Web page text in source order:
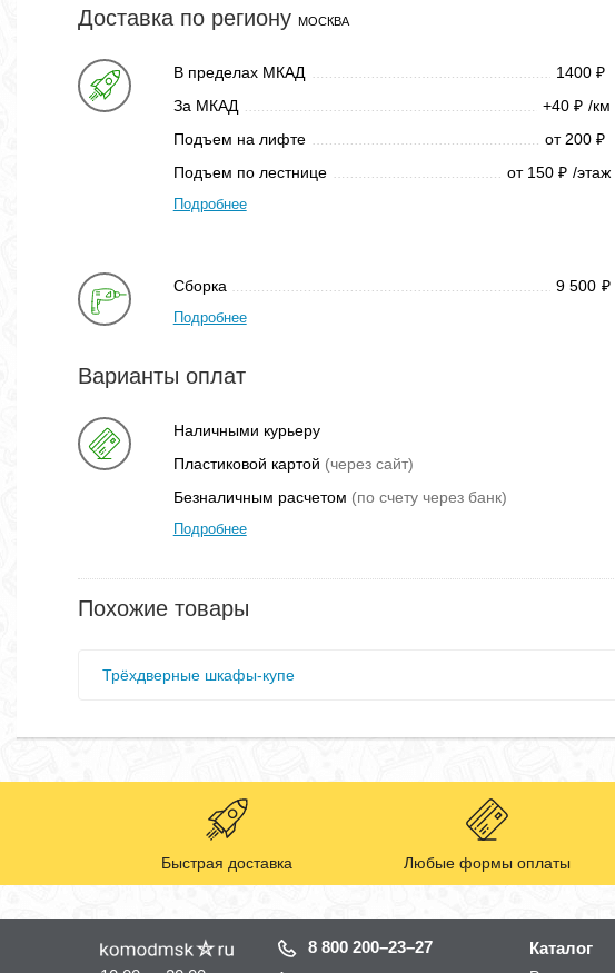
Доставка по региону МОСКВА
В пределах МКАД 1400 ₽
За МКАД +40 ₽ /км
Подъем на лифте
от 200 ₽
Подъем по лестнице от 150 ₽ /этаж
Подробнее
Сборка 9 500 ₽
Подробнее
Варианты оплат
Наличными курьеру
Пластиковой картой (через сайт)
Безналичным расчетом (по счету через банк)
Подробнее
Похожие товары
Трёхдверные шкафы-купе
Быстрая доставка Любые формы оплаты
8 800 200–23–27
Каталог